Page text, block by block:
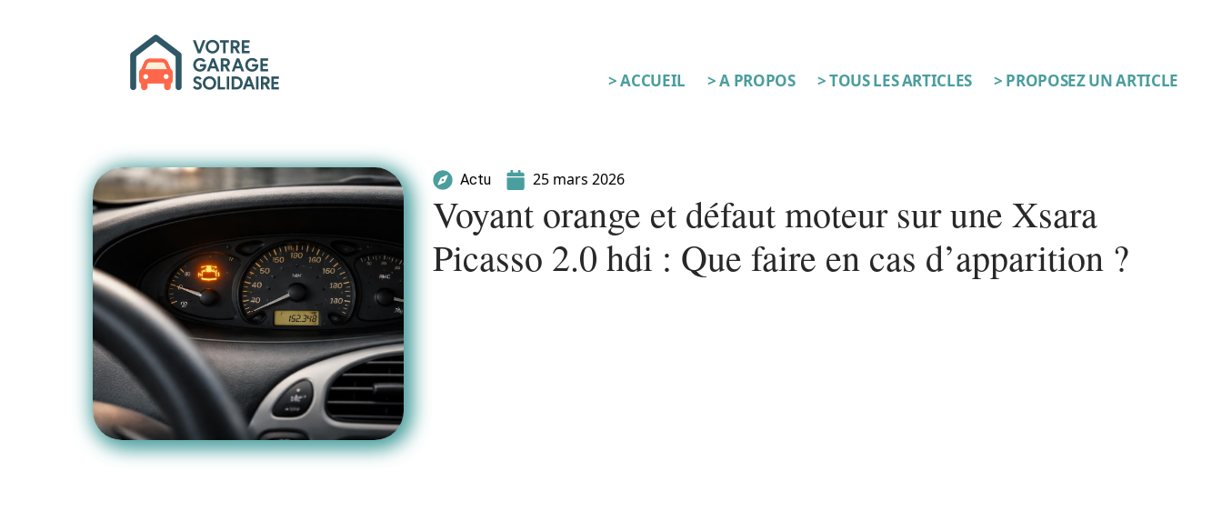
> ACCUEIL > A PROPOS > TOUS LES ARTICLES > PROPOSEZ UN ARTICLE
Actu 25 mars 2026
Voyant orange et défaut moteur sur une Xsara
Picasso 2.0 hdi : Que faire en cas d’apparition ?